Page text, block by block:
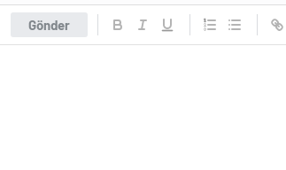
Gönder